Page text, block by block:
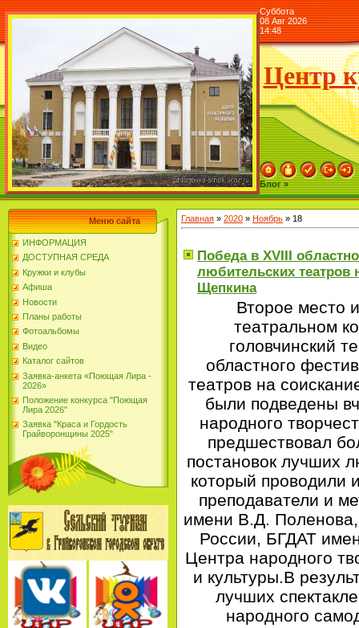
Суббота
08 Авг 2026
14:48
Центр
Блог »
Меню сайта
ИНФОРМАЦИЯ
ДОСТУПНАЯ СРЕДА
Кружки и клубы
Афиша
Новости
Планы работы
Фотоальбомы
Видео
Каталог сайтов
Заявка-анкета «Поющая Лира -
2026»
Положение конкурса "Поющая
Лира 2026"
Заявка "Краса и Гордость
Грайворонщины 2025"
Главная » 2020 » Ноябрь » 18
Победа в ХVIII
любительских
Щепкина
Второе место
театральном
головчинский
областного
театров на
были подведены
народного
предшествовал
постановок лучших
который проводили
преподаватели и
имени В.Д.
России, БГДАТ
Центра народного
и культуры.В
лучших
народного